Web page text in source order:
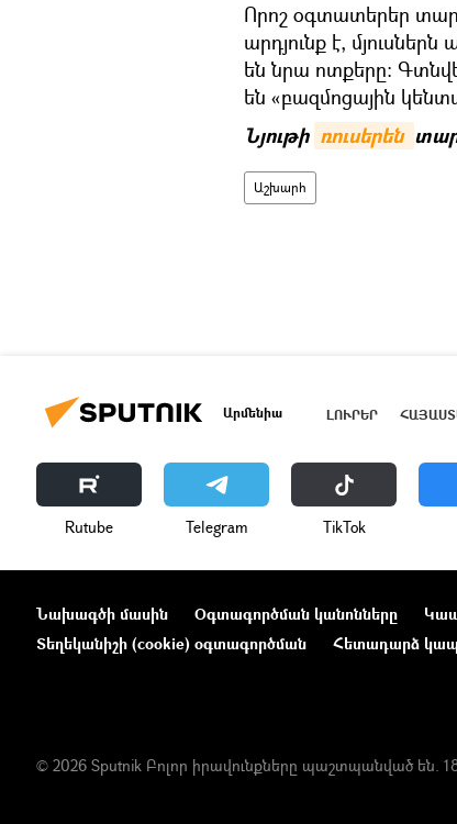
Որոշ օգտատերեր
արդյունք է,
են նրա ոտքերը։
են «բազմոցային
Նյութի ռուսերեն
Աշխարհ
Արմենիա ԼՈՒՐԵՐ
Rutube Telegram ТikТоk
Նախագծի մասին Օգտագործման կանոնները
Տեղեկանիշի (cookie) օգտագործման
Հետադարձ կապ
© 2026 Sputnik Բոլոր իրավունքները պաշտպանված են.